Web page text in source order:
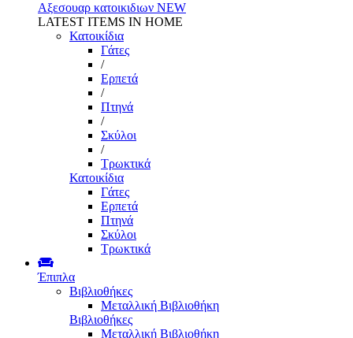
Αξεσουαρ κατοικιδιων NEW
LATEST ITEMS IN HOME
Κατοικίδια
Γάτες
/
Ερπετά
/
Πτηνά
/
Σκύλοι
/
Τρωκτικά
Κατοικίδια
Γάτες
Ερπετά
Πτηνά
Σκύλοι
Τρωκτικά
Έπιπλα
Βιβλιοθήκες
Μεταλλική Βιβλιοθήκη
Βιβλιοθήκες
Μεταλλική Βιβλιοθήκη